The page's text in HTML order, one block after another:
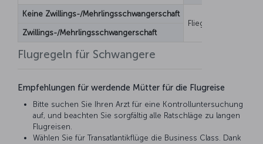
Flugregeln für Schwangere
Keine Zwillings-/Mehrlingsschwangerschaft
Fliegen möglich
Zwillings-/Mehrlingsschwangerschaft
Empfehlungen für werdende Mütter für die Flugreise
Bitte suchen Sie Ihren Arzt für eine Kontrolluntersuchung
auf, und beachten Sie sorgfältig alle Ratschläge zu langen
Flugreisen.
Wählen Sie für Transatlantikflüge die Business Class. Dank